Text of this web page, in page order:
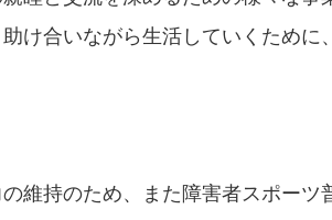
け合いながら生活していくため
維持のため、また障害者スポー